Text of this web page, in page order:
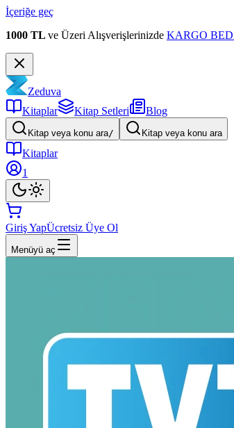
İçeriğe geç
1000 TL ve Üzeri Alışverişlerinizde KARGO
Zeduva
Kitaplar
Kitap Setleri Blog
Kitap veya konu ara/ Kitap veya konu ara
Kitaplar
1
Giriş YapÜcretsiz Üye Ol
Menüyü aç